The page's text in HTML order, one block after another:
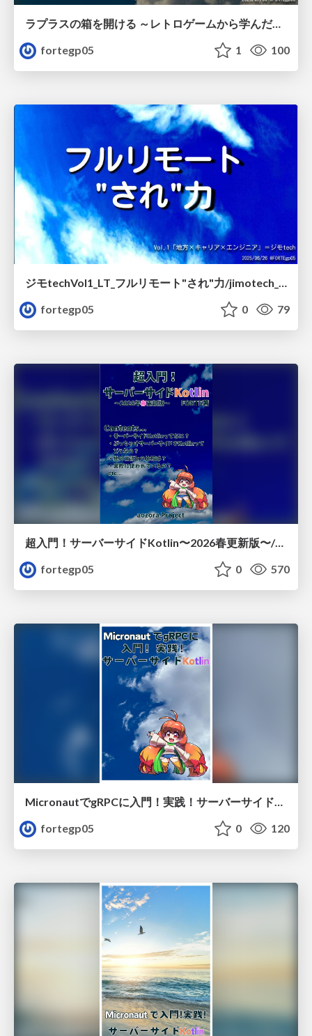
ラプラスの箱を開ける ～レトロゲームから学んだ工夫～/retro_games_any_03_01
fortegp05
1 100
ジモtechVol1_LT_フルリモート"され"力/jimotech_lt_1
fortegp05
0 79
超入門！サーバーサイドKotlin〜2026春更新版〜/sski1
fortegp05
0 570
MicronautでgRPCに入門！実践！サーバーサイドKotlin/sskm2_sample
fortegp05
0 120